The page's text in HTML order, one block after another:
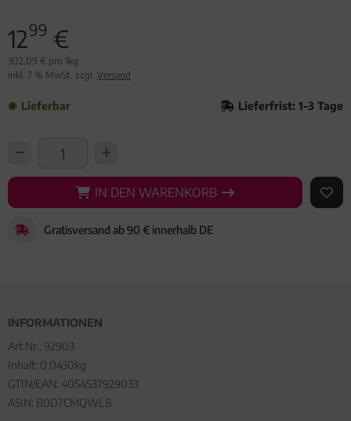
1299 €
302,09 € pro 1kg
inkl. 7 % MwSt. zzgl. Versand
Lieferbar Lieferfrist: 1-3 Tage
IN DEN WARENKORB
IN DEN WARENKORB AUF
Gratisversand ab 90 € innerhalb DE
INFORMATIONEN
Art.Nr.: 92903
Inhalt: 0.0430kg
GTIN/EAN: 4054537929033
ASIN: B0D7CMQWL8